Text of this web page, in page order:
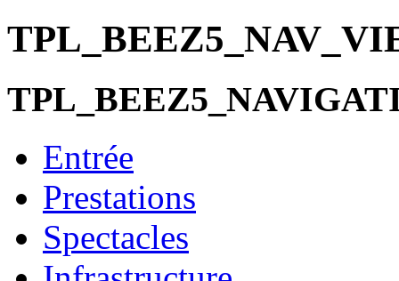
Entrée
Prestations
Spectacles